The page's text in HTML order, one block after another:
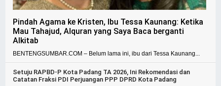
Pindah Agama ke Kristen, Ibu Tessa Kaunang: Ketika
Mau Tahajud, Alquran yang Saya Baca berganti
Alkitab
BENTENGSUMBAR.COM – Belum lama ini, ibu dari Tessa Kaunang...
Setuju RAPBD-P Kota Padang TA 2026, Ini Rekomendasi dan
Catatan Fraksi PDI Perjuangan PPP DPRD Kota Padang